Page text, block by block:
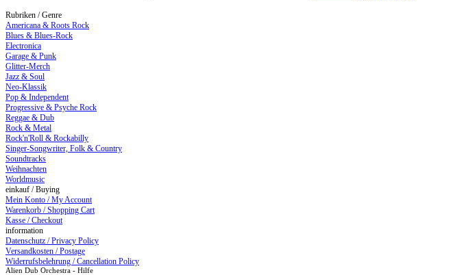
Rubriken / Genre
Americana & Roots Rock
Blues & Blues-Rock
Electronica
Garage & Punk
Glitter-Merch
Jazz & Soul
Neo-Klassik
Pop & Independent
Progressive & Psyche Rock
Reggae & Dub
Rock & Metal
Rock'n'Roll & Rockabilly
Singer-Songwriter, Folk & Country
Soundtracks
Weihnachten
Worldmusic
einkauf / Buying
Mein Konto / My Account
Warenkorb / Shopping Cart
Kasse / Checkout
information
Datenschutz / Privacy Policy
Versandkosten / Postage
Widerrufsbelehrung / Cancellation Policy
Alien Dub Orchestra - Hilfe